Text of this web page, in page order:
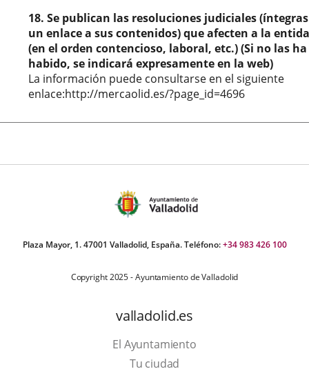
18. Se publican las resoluciones judiciales
un enlace a sus contenidos) que afecten a la
(en el orden contencioso, laboral, etc.) (Si no las ha
habido, se indicará expresamente en la web)
La información puede consultarse en el siguiente
enlace:http://mercaolid.es/?page_id=4696
Plaza Mayor, 1. 47001 Valladolid, España. Teléfono:+34 983 426 100
Copyright 2025 - Ayuntamiento de Valladolid
valladolid.es
El Ayuntamiento
Tu ciudad